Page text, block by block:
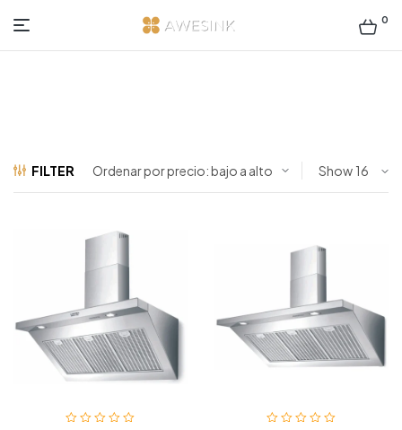
AWESINK
0
FILTER Show